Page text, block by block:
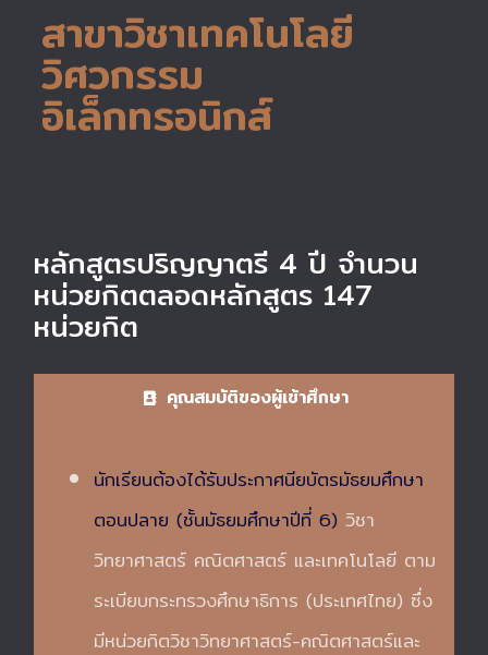
สาขาวิชาเทคโนโลยี
วิศวกรรม
อิเล็กทรอนิกส์
หลักสูตรปริญญาตรี 4 ปี จำนวน
หน่วยกิตตลอดหลักสูตร 147
หน่วยกิต
คุณสมบัติของผู้เข้าศึกษา
นักเรียนต้องได้รับประกาศนียบัตรมัธยมศึกษา
ตอนปลาย (ชั้นมัธยมศึกษาปีที่ 6) วิชา
วิทยาศาสตร์ คณิตศาสตร์ และเทคโนโลยี ตาม
ระเบียบกระทรวงศึกษาธิการ (ประเทศไทย) ซึ่ง
มีหน่วยกิตวิชาวิทยาศาสตร์-คณิตศาสตร์และ